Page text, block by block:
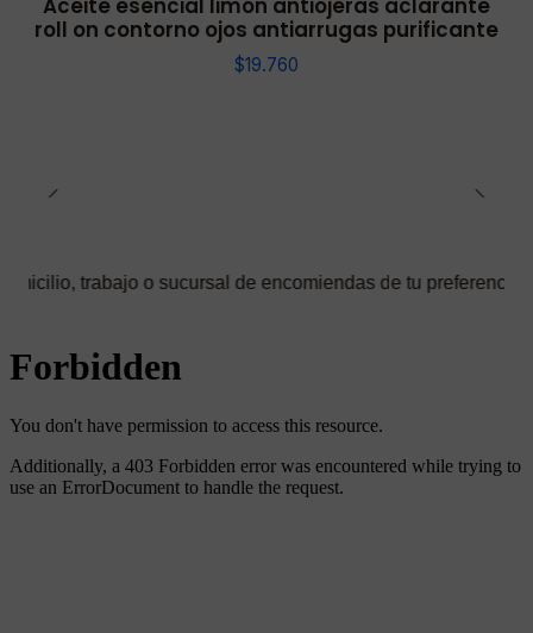
Aceite esencial limón antiojeras aclarante
roll on contorno ojos antiarrugas purificante
$19.760
o sucursal de encomiendas de tu preferencia ✅ Podrás